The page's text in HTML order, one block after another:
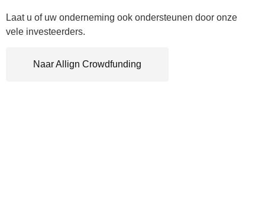
Laat u of uw onderneming ook ondersteunen door onze
vele investeerders.
Naar Allign Crowdfunding